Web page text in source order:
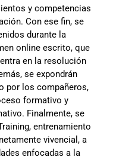
y competencias
Con ese fin, se
durante la
online escrito, que
en la resolución
se expondrán
por los compañeros,
formativo y
Finalmente, se
entrenamiento
vivencial, a
enfocadas a la